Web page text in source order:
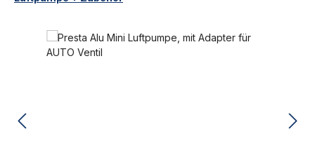
Bildergalerie überspringen